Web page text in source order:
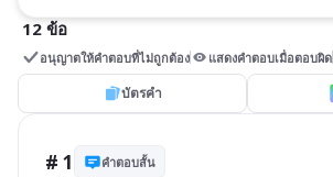
12 ข้อ
อนุญาตให้คำตอบที่ไม่ถูกต้อง แสดงคำตอบเมื่อตอบผิด
บัตรคำ
# 1 คำตอบสั้น